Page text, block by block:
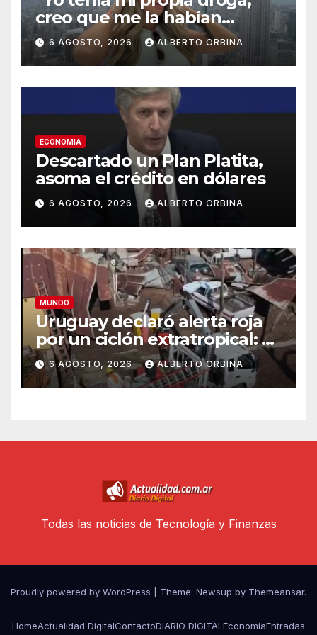
creo que me la habían
regalado”: qué declaró
Candela Arizaga ante la
justicia
6 AGOSTO, 2026 ALBERTO ORBINA
ECONOMIA
Descartado un Plan Platita,
asoma el crédito en dólares
6 AGOSTO, 2026 ALBERTO ORBINA
MUNDO
Uruguay declaró alerta roja
por un ciclón extratropical: al
menos un muerto
6 AGOSTO, 2026 ALBERTO ORBINA
Todas las noticias de Tecnología y Finanzas
Proudly powered by WordPress Theme: Newsup by Themeansar.
HomeActualidad DigitalContactoDIARIO DIGITALEconomíaEntradas